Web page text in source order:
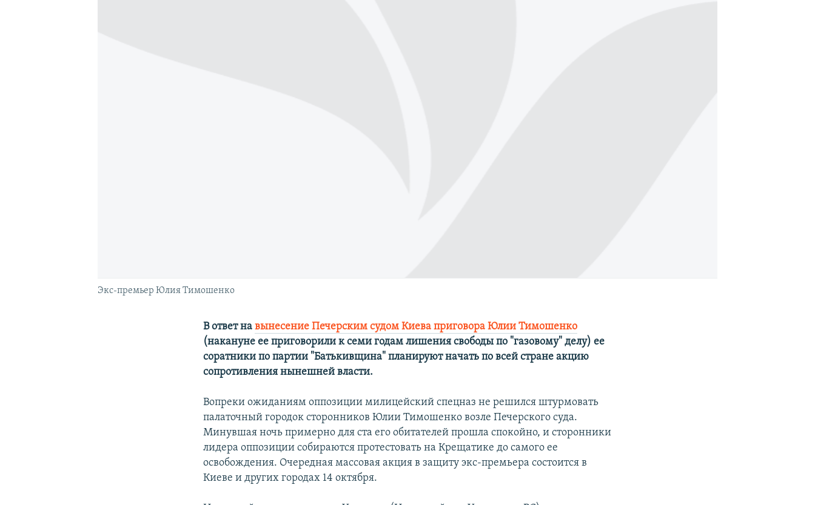
Экс-премьер Юлия Тимошенко
В ответ навынесение Печерским судом Киева приговора Юлии Тимошенко
(накануне ее приговорили к семи годам лишения свободы по "газовому" делу) ее
соратники по партии "Батькивщина" планируют начать по всей стране акцию
сопротивления нынешней власти.
Вопреки ожиданиям оппозиции милицейский спецназ не решился штурмовать
палаточный городок сторонников Юлии Тимошенко возле Печерского суда.
Минувшая ночь примерно для ста его обитателей прошла спокойно, и сторонники
лидера оппозиции собираются протестовать на Крещатике до самого ее
освобождения. Очередная массовая акция в защиту экс-премьера состоится в
Киеве и других городах 14 октября.